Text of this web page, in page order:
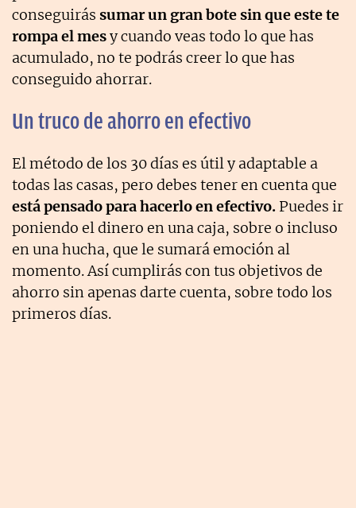
conseguirás sumar un gran bote sin que este te
rompa el mesy cuando veas todo lo que has
acumulado, no te podrás creer lo que has
conseguido ahorrar.
Un truco de ahorro en efectivo
El método de los 30 días es útil y adaptable a
todas las casas, pero debes tener en cuenta que
está pensado para hacerlo en efectivo. Puedes ir
poniendo el dinero en una caja, sobre o incluso
en una hucha, que le sumará emoción al
momento. Así cumplirás con tus objetivos de
ahorro sin apenas darte cuenta, sobre todo los
primeros días.